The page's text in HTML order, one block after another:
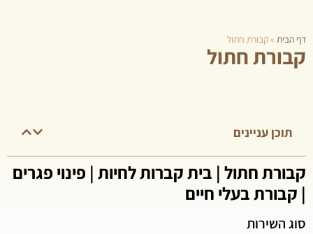
דף הבית »קבורת חתול
קבורת חתול
תוכן עניינים
קבורת חתול | בית קברות לחיות | פינוי פגרים
| קבורת בעלי חיים
סוג השירות